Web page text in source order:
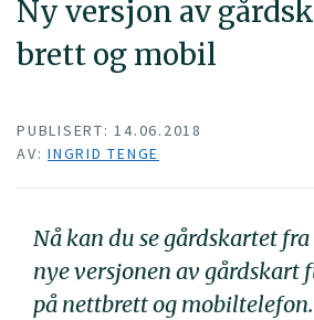
Ny versjon av
brett og mobil
PUBLISERT: 14.06.2018
AV: INGRID TENGE
Nå kan du se gårdskartet fra
nye versjonen av gårdskart
på nettbrett og mobiltelefon.